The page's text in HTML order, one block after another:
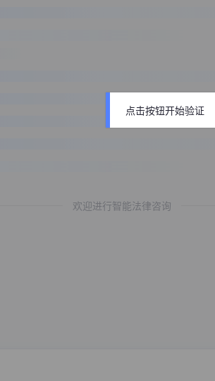
欢迎进行智能法律咨询
点击按钮开始验证